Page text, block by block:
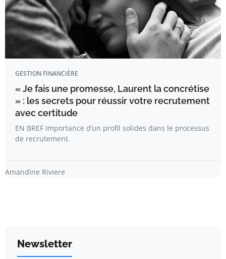
GESTION FINANCIÈRE
« Je fais une promesse, Laurent la concrétise
» : les secrets pour réussir votre recrutement
avec certitude
EN BREF Importance d’un profil solides dans le processus
de recrutement.
Amandine Riviere
Newsletter